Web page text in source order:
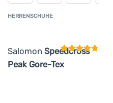
HERRENSCHUHE
Salomon Speedcross
Peak Gore-Tex